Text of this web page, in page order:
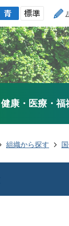
健康・医療・福
組織から探す